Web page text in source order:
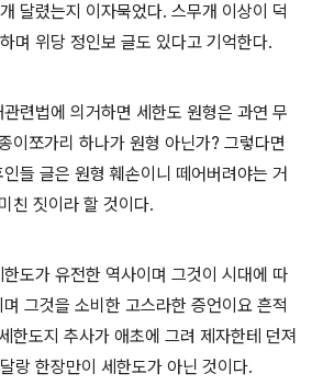
달렸는지 이자묵었다. 스무개 이상이 덕
며 위당 정인보 글도 있다고 기억한다.
련법에 의거하면 세한도 원형은 과연 무
이쪼가리 하나가 원형 아닌가? 그렇다면
들 글은 원형 훼손이니 떼어버려야는 거
친 짓이라 할 것이다.
도가 유전한 역사이며 그것이 시대에 따
그것을 소비한 고스라한 증언이요 흔적
한도지 추사가 애초에 그려 제자한테 던져
랑 한장만이 세한도가 아닌 것이다.